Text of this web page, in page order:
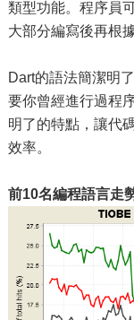
類型功能。程序員
大部分編寫後再根
Dart的語法簡潔明
要你曾經進行過程
明了的特點，讓代
效率。
前10名編程語言走